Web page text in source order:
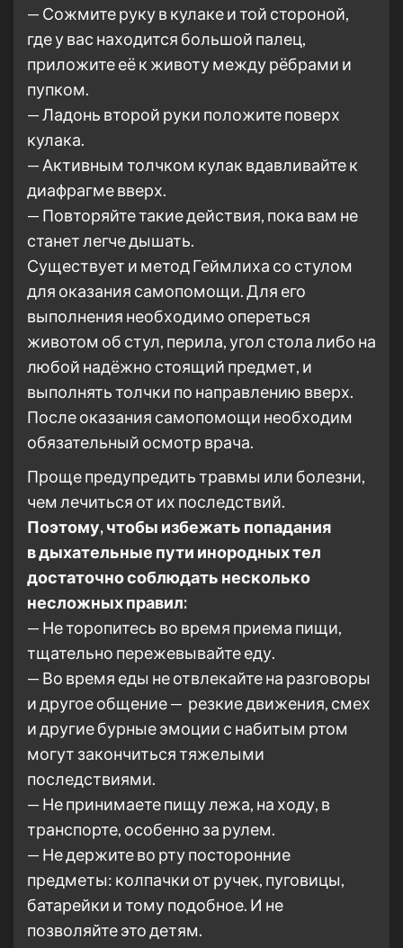
— Сожмите руку в кулаке и той стороной,
где у вас находится большой палец,
приложите её к животу между рёбрами и
пупком.
— Ладонь второй руки положите поверх
кулака.
— Активным толчком кулак вдавливайте к
диафрагме вверх.
— Повторяйте такие действия, пока вам не
станет легче дышать.
Существует и метод Геймлиха со стулом
для оказания самопомощи. Для его
выполнения необходимо опереться
животом об стул, перила, угол стола либо на
любой надёжно стоящий предмет, и
выполнять толчки по направлению вверх.
После оказания самопомощи необходим
обязательный осмотр врача.
Проще предупредить травмы или болезни,
чем лечиться от их последствий.
Поэтому, чтобы избежать попадания
в дыхательные пути инородных тел
достаточно соблюдать несколько
несложных правил:
— Не торопитесь во время приема пищи,
тщательно пережевывайте еду.
— Во время еды не отвлекайте на разговоры
и другое общение — резкие движения, смех
и другие бурные эмоции с набитым ртом
могут закончиться тяжелыми
последствиями.
— Не принимаете пищу лежа, на ходу, в
транспорте, особенно за рулем.
— Не держите во рту посторонние
предметы: колпачки от ручек, пуговицы,
батарейки и тому подобное. И не
позволяйте это детям.